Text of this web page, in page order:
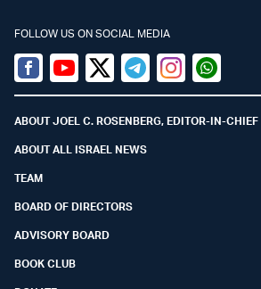
FOLLOW US ON SOCIAL MEDIA
Facebook
YoutubeTwitter (X)
TelegramInstagramWhatsapp
ABOUT JOEL C. ROSENBERG, EDITOR-IN-CHIEF
ABOUT ALL ISRAEL NEWS
TEAM
BOARD OF DIRECTORS
ADVISORY BOARD
BOOK CLUB